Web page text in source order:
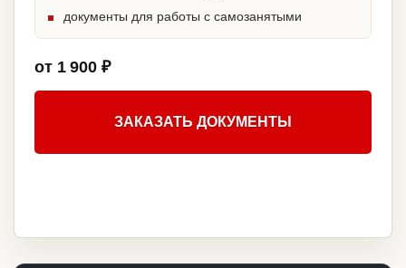
документы для работы с самозанятыми
от 1 900 ₽
ЗАКАЗАТЬ ДОКУМЕНТЫ